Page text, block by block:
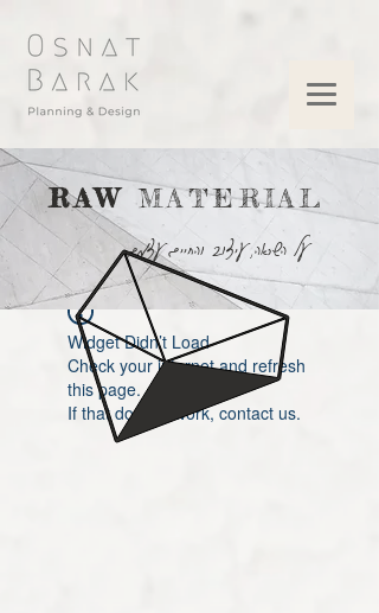
Widget Didn’t Load
Check your internet and refresh
this page.
If that doesn’t work, contact us.
RAW MATERIAL
על השראה, עיצוב והחיים עצמם